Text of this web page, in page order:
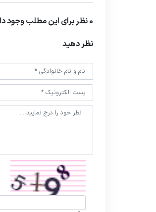
0 نظر برای این مطلب وجود دارد
نظر دهید